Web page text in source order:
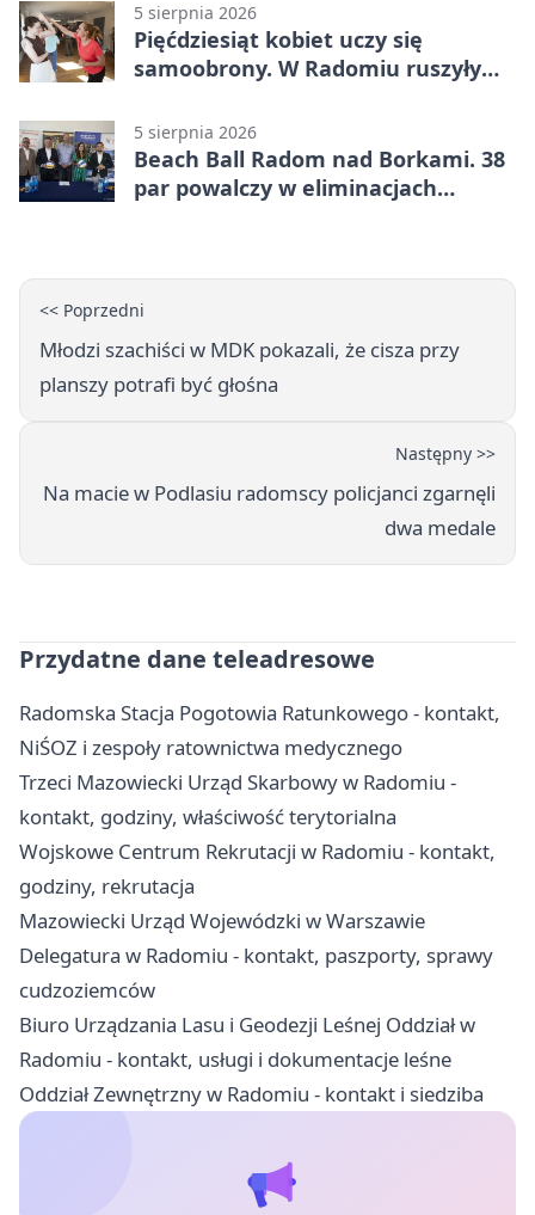
5 sierpnia 2026
Pięćdziesiąt kobiet uczy się
samoobrony. W Radomiu ruszyły
5 sierpnia 2026
Beach Ball Radom nad Borkami. 38
par powalczy w eliminacjach
<< Poprzedni
Młodzi szachiści w MDK pokazali, że cisza przy
planszy potrafi być głośna
Następny >>
Na macie w Podlasiu radomscy policjanci zgarnęli
dwa medale
Przydatne dane teleadresowe
Radomska Stacja Pogotowia Ratunkowego - kontakt,
NiŚOZ i zespoły ratownictwa medycznego
Trzeci Mazowiecki Urząd Skarbowy w Radomiu -
kontakt, godziny, właściwość terytorialna
Wojskowe Centrum Rekrutacji w Radomiu - kontakt,
godziny, rekrutacja
Mazowiecki Urząd Wojewódzki w Warszawie
Delegatura w Radomiu - kontakt, paszporty, sprawy
cudzoziemców
Biuro Urządzania Lasu i Geodezji Leśnej Oddział w
Radomiu - kontakt, usługi i dokumentacje leśne
Oddział Zewnętrzny w Radomiu - kontakt i siedziba